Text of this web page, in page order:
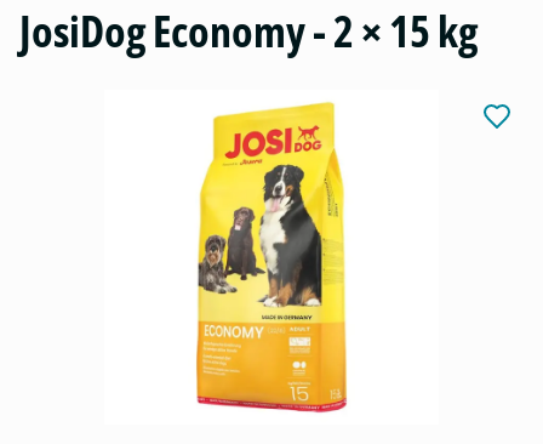
JosiDog Economy - 2 × 15 kg